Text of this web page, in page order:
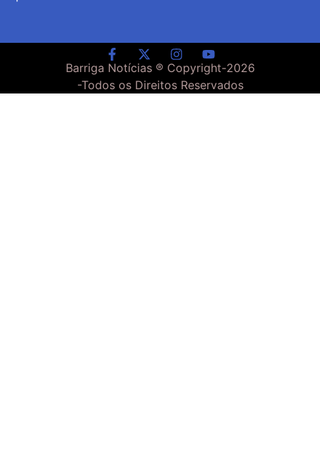
Barriga Notícias ® Copyright-2026
-Todos os Direitos Reservados